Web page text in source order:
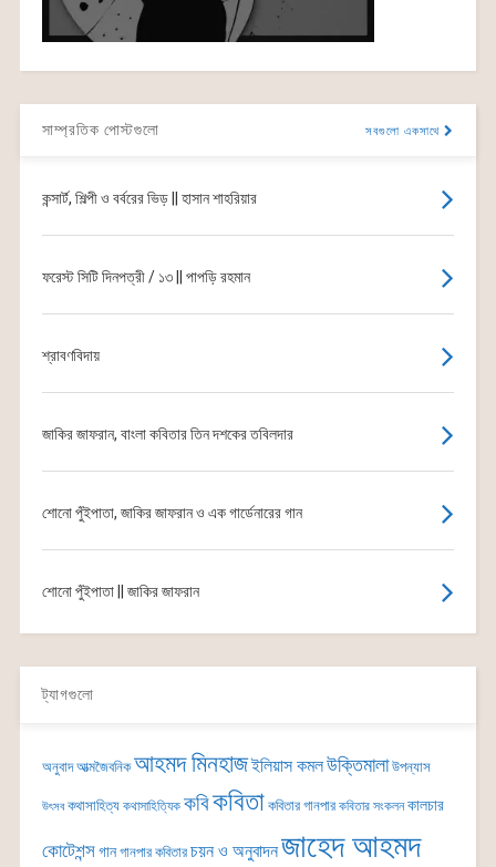
সাম্প্রতিক পোস্টগুলো সবগুলো একসাথে
কন্সার্ট, শিল্পী ও বর্বরের ভিড় || হাসান শাহরিয়ার
ফরেস্ট সিটি দিনপত্রী / ১৩ || পাপড়ি রহমান
শ্রাবণবিদায়
জাকির জাফরান, বাংলা কবিতার তিন দশকের তবিলদার
শোনো পুঁইপাতা, জাকির জাফরান ও এক গার্ডেনারের গান
শোনো পুঁইপাতা || জাকির জাফরান
ট্যাগগুলো
অনুবাদ আত্মজৈবনিক আহমদ মিনহাজইলিয়াস কমলউক্তিমালা উপন্যাস
উৎসব কথাসাহিত্য কথাসাহিত্যিক কবিকবিতা কবিতার গানপার কবিতার সংকলন কালচার
কোটেশন্সগান গানপার কবিতার চয়ন ও অনুবাদনজাহেদ আহমদ